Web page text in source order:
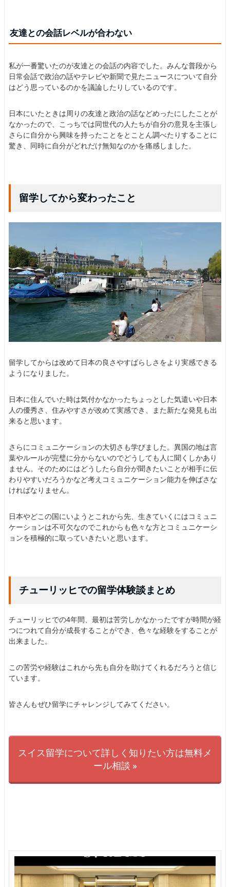
友達との会話レベルが合わない
私が一番驚いたのが友達との会話の内容でした。みんな普段から
日常会話で政治の話やテレビや新聞で見たニュースについて自分
はどう思っているのかを議論したりしているのです。
日本にいたときは周りの友達と政治の話などめったにしたことが
なかったので、こっちでは同世代の人たちが自分の意見を主張し
さらに自分から興味を持ったことをとことん調べたりすることに
驚き、同時に自分がどれだけ無知なのかを痛感しました。
留学してから変わったこと
留学してからは改めて日本の良さやすばらしさをより実感できる
ようになりました。
日本に住んでいた時は気付かなかったちょっとした気遣いや日本
人の優秀さ、住みやすさが改めて実感でき、また新たな発見も出
来ると思います。
さらにコミュニケーションの大切さも学びました。異国の地は言
葉やルールが完璧に分からないのでどうしても人に聞くしかあり
ません。そのためにはどうしたら自分が聞きたいことが相手に伝
わりやすいだろうかなど考えコミュニケーション能力を伸ばさな
ければなりません。
日本やどこの国にいようとこれから先、生きていくにはコミュニ
ケーションは不可欠なのでこれからも色々な方とコミュニケーシ
ョンを積極的に取っていきたいと思います。
チューリッヒでの留学体験談まとめ
チューリッヒでの4年間、最初は苦労しかなかったですが時間が経
つにつれて自分が成長することができ、色々な経験をすることが
出来ました。
この苦労や経験はこれから先も自分を助けてくれるだろうと信じ
ています。
皆さんもぜひ留学にチャレンジしてみてください。
スイス留学について詳しく知りたい方は無料メ
ール相談 »